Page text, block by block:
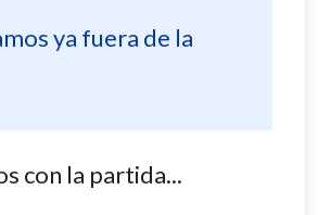
ya fuera de la
con la partida...